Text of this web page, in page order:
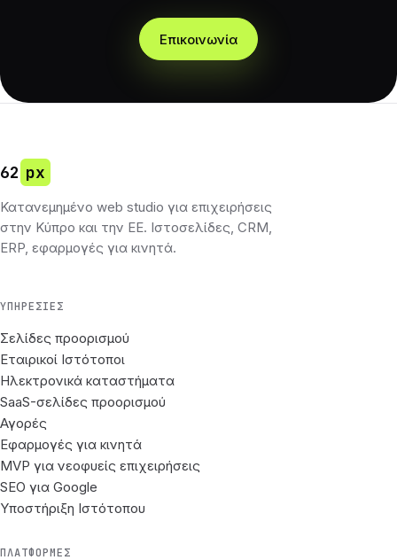
Επικοινωνία
62 px
Κατανεμημένο web studio για επιχειρήσεις
στην Κύπρο και την ΕΕ. Ιστοσελίδες, CRM,
ERP, εφαρμογές για κινητά.
ΥΠΗΡΕΣΊΕΣ
Σελίδες προορισμού
Εταιρικοί Ιστότοποι
Ηλεκτρονικά καταστήματα
SaaS-σελίδες προορισμού
Αγορές
Εφαρμογές για κινητά
MVP για νεοφυείς επιχειρήσεις
SEO για Google
Υποστήριξη Ιστότοπου
ΠΛΑΤΦΌΡΜΕΣ